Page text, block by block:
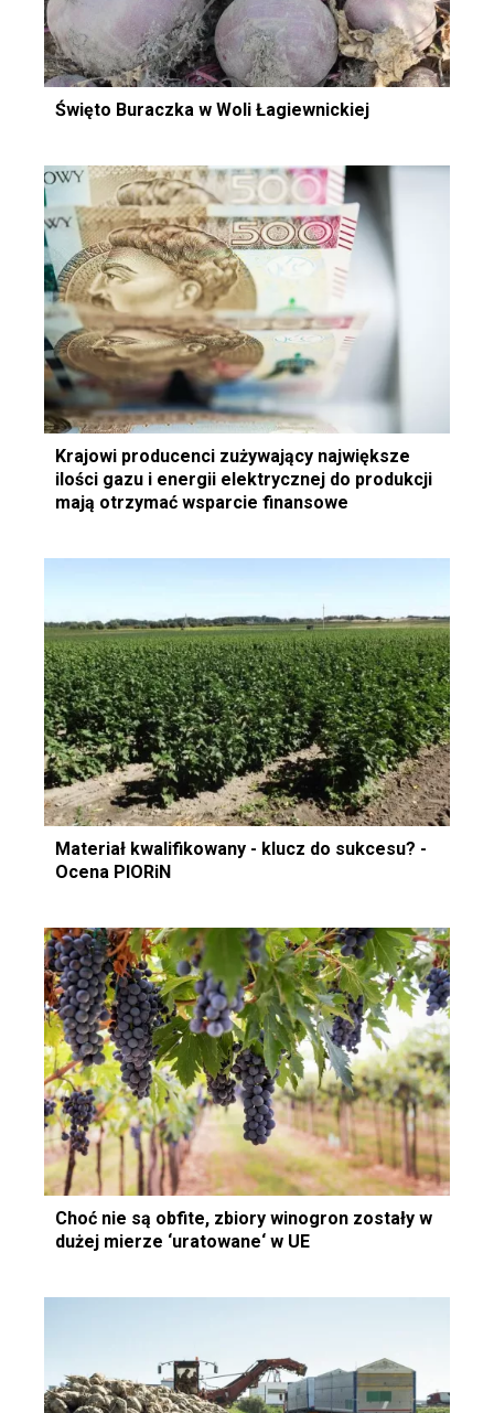
Święto Buraczka w Woli Łagiewnickiej
Krajowi producenci zużywający największe
ilości gazu i energii elektrycznej do produkcji
mają otrzymać wsparcie finansowe
Materiał kwalifikowany - klucz do sukcesu? -
Ocena PIORiN
Choć nie są obfite, zbiory winogron zostały w
dużej mierze ‘uratowane‘ w UE